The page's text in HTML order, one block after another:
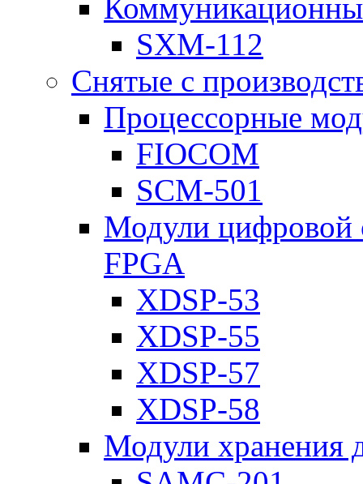
SXM-112
Снятые с
Процессорные
FIOCOM
SCM-501
Модули цифровой
FPGA
XDSP-53
XDSP-55
XDSP-57
XDSP-58
Модули хранения